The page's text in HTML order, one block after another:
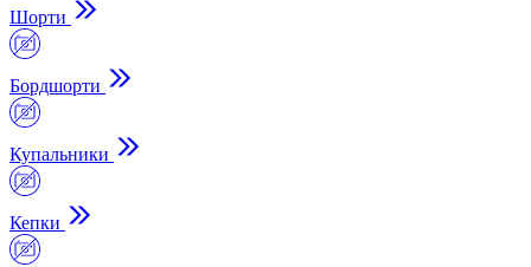
Шорти
Бордшорти
Купальники
Кепки